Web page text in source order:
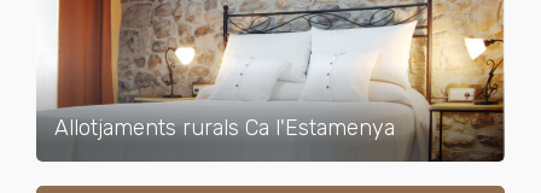
Allotjaments rurals Ca l'Estamenya